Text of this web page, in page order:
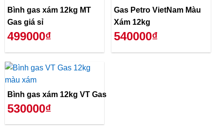
Bình gas xám 12kg MT
Gas giá sỉ
499000₫
Gas Petro VietNam Màu
Xám 12kg
540000₫
Bình gas xám 12kg VT Gas
530000₫